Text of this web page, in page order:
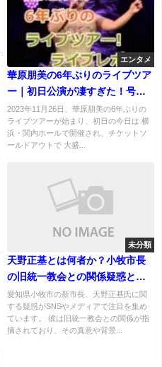
エンタメ
華原朋美の6年ぶりのライブツア
ー｜初日公演が凄すぎた！号泣
者多数発生とのこと！ライブレ
ポ到着！
2023年11月26日、華原朋美の6年ぶりの
ライブツアーが始まり、初日の今日は 横
浜・関内ホールで開催され、チケットソ
ールドアウトで 大盛...
未分類
天野正基とは何者か？小牧市長
の旧統一教会との関係疑惑とそ
の真相を探る
愛知県小牧市の新市長、天野正基氏に関
する疑惑がSNSやメディアで注目を集め
ています。 彼は旧統一教会との関係が指
摘されており、その真意や背景...